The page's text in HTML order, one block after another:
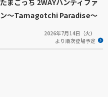
ン～Tamagotchi Paradise～
2026年7月14日（火）
より順次登場予定